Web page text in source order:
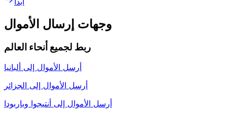
وجهات إرسال الأموال
ربط لجميع أنحاء العالم
أرسل الأموال إلى ألبانيا
أرسل الأموال إلى الجزائر
أرسل الأموال إلى أنتيجوا وباربودا